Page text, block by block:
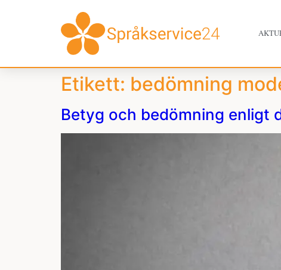
Etikett: bedömning
Betyg och bedömning enligt